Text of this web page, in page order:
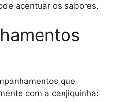
acentuar os sabores.
que
com a canjiquinha: